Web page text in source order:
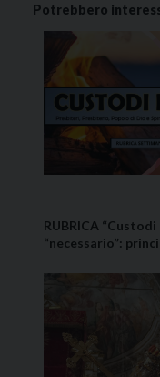
Potrebbero
RUBRICA
“necessario”: